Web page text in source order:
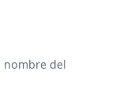
nombre del